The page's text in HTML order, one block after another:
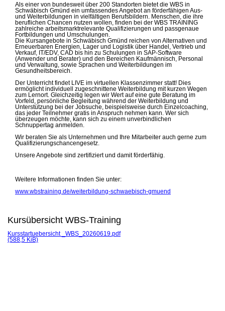
Als einer von bundesweit über 200 Standorten bietet die WBS in
Schwäbisch Gmünd ein umfassendes Angebot an förderfähigen Aus-
und Weiterbildungen in vielfältigen Berufsbildern. Menschen, die ihre
beruflichen Chancen nutzen wollen, finden bei der WBS TRAINING
zahlreiche arbeitsmarktrelevante Qualifizierungen und passgenaue
Fortbildungen und Umschulungen.
Die Kursangebote in Schwäbisch Gmünd reichen von Alternativen und
Erneuerbaren Energien, Lager und Logistik über Handel, Vertrieb und
Verkauf, IT/EDV, CAD bis hin zu Schulungen in SAP-Software
(Anwender und Berater) und den Bereichen Kaufmännisch, Personal
und Verwaltung, sowie Sprachen und Weiterbildungen im
Gesundheitsbereich.
Der Unterricht findet LIVE im virtuellen Klassenzimmer statt! Dies
ermöglicht individuell zugeschnittene Weiterbildung mit kurzen Wegen
zum Lernort. Gleichzeitig legen wir Wert auf eine gute Beratung im
Vorfeld, persönliche Begleitung während der Weiterbildung und
Unterstützung bei der Jobsuche, beispielsweise durch Einzelcoaching,
das jeder Teilnehmer gratis in Anspruch nehmen kann. Wer sich
überzeugen möchte, kann sich zu einem unverbindlichen
Schnuppertag anmelden.
Wir beraten Sie als Unternehmen und Ihre Mitarbeiter auch gerne zum
Qualifizierungschancengesetz.
Unsere Angebote sind zertifiziert und damit förderfähig.
Weitere Informationen finden Sie unter:
www.wbstraining.de/weiterbildung-schwaebisch-gmuend
Kursübersicht WBS-Training
Kursstartuebersicht _WBS_20260619.pdf
(588,5 KiB)